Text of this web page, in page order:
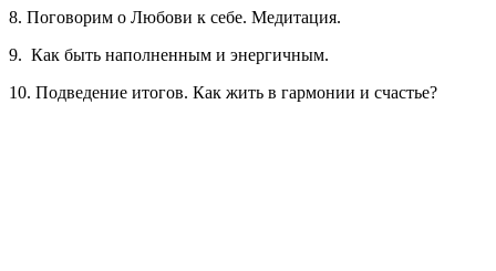
8. Поговорим о Любови к себе. Медитация.
9. Как быть наполненным и энергичным.
10. Подведение итогов. Как жить в гармонии и счастье?